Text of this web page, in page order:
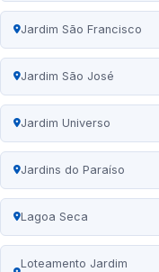
Jardim São Francisco
Jardim São José
Jardim Universo
Jardins do Paraíso
Lagoa Seca
Loteamento Jardim